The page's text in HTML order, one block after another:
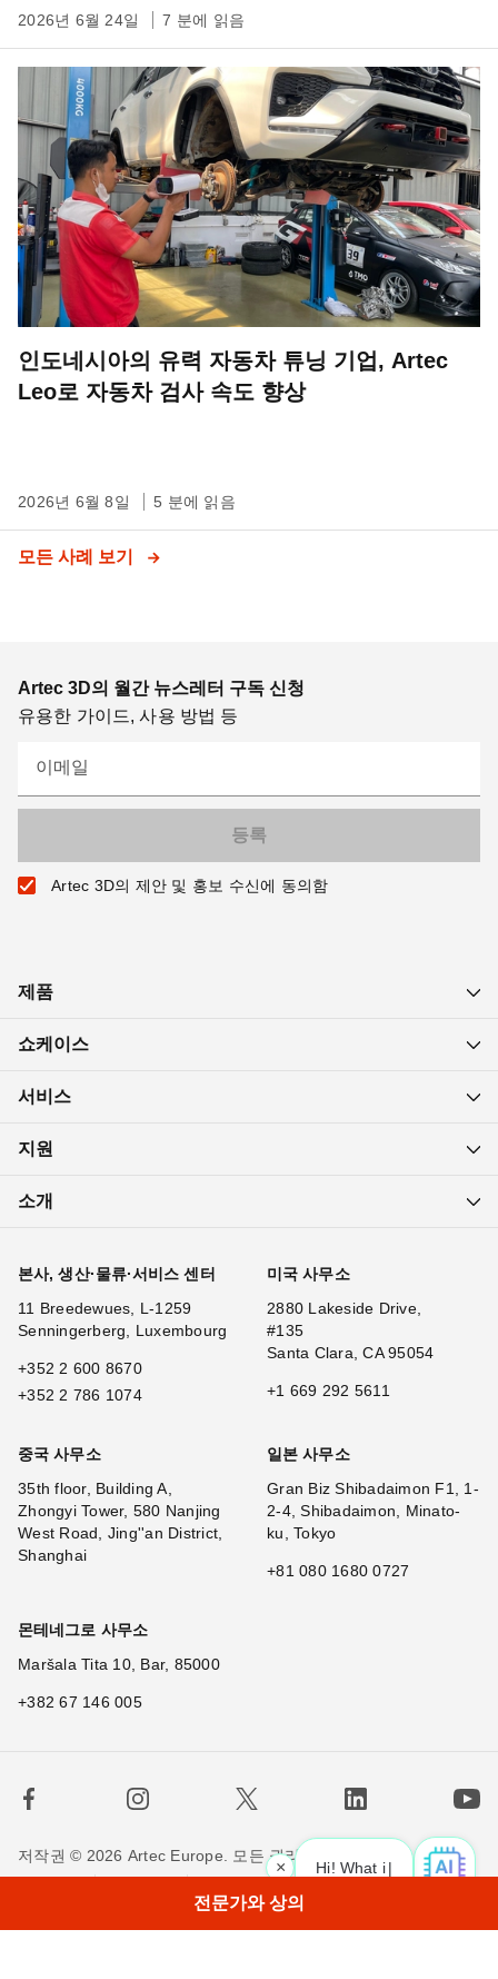
2026년 6월 24일 7 분에 읽음
인도네시아의 유력 자동차 튜닝 기업, Artec
Leo로 자동차 검사 속도 향상
2026년 6월 8일 5 분에 읽음
모든 사례 보기
Hi! What is your request? 
×
Artec 3D의 월간 뉴스레터 구독 신청
유용한 가이드, 사용 방법 등
이메일
Artec 3D의 제안 및 홍보 수신에 동의함
제품
쇼케이스
서비스
지원
소개
본사, 생산·물류·서비스 센터
11 Breedewues, L-1259
Senningerberg, Luxembourg
+352 2 600 8670
+352 2 786 1074
미국 사무소
2880 Lakeside Drive,
#135
Santa Clara, CA 95054
+1 669 292 5611
중국 사무소
35th floor, Building A,
Zhongyi Tower, 580 Nanjing
West Road, Jing''an District,
Shanghai
일본 사무소
Gran Biz Shibadaimon F1, 1-
2-4, Shibadaimon, Minato-
ku, Tokyo
+81 080 1680 0727
몬테네그로 사무소
Maršala Tita 10, Bar, 85000
+382 67 146 005
저작권 © 2026 Artec Europe. 모든 권리 소유.
전문가와 상의